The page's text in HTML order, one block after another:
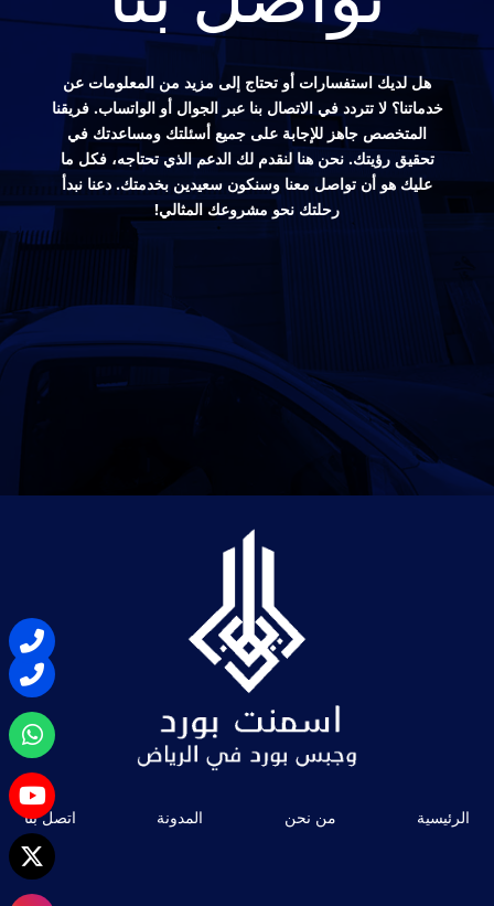
هل لديك استفسارات أو تحتاج إلى مزيد من المعلومات عن
خدماتنا؟ لا تتردد في الاتصال بنا عبر الجوال أو الواتساب. فريقنا
المتخصص جاهز للإجابة على جميع أسئلتك ومساعدتك في
تحقيق رؤيتك. نحن هنا لنقدم لك الدعم الذي تحتاجه، فكل ما
عليك هو أن تواصل معنا وسنكون سعيدين بخدمتك. دعنا نبدأ
رحلتك نحو مشروعك المثالي!
الرئيسية من نحن المدونة اتصل بنا